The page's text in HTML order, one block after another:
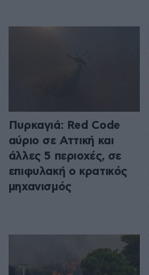
Πυρκαγιά: Red Code
αύριο σε Αττική και
άλλες 5 περιοχές, σε
επιφυλακή ο κρατικός
μηχανισμός